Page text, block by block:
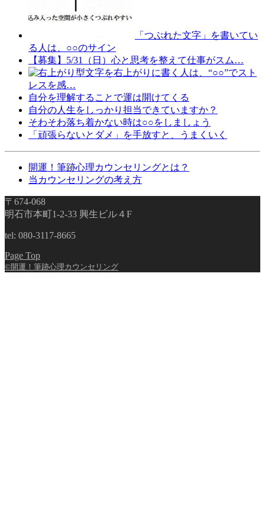
「つぶれた文字」を書いてい
る人は、○○のサイン
【募集】5/31（日）心と思考を整えて仕事がスム…
文字を右上がりに書く人は、“○○”でスト
レスを感…
自分を理解することで運は開けてくる
自分の人生をしっかり担当できていますか？
そわそわ落ち着かない時は○○をしましょう
「頑張らないとダメ」を手放すと、うまくいく
開運！筆跡心理カウンセリングとは？
当カウンセリングの考え方
〒674-068
明石市本町1-2-33 興生ビル４F
tel: 080-3117-8665
Page Top
©開運！筆跡心理カウンセリング